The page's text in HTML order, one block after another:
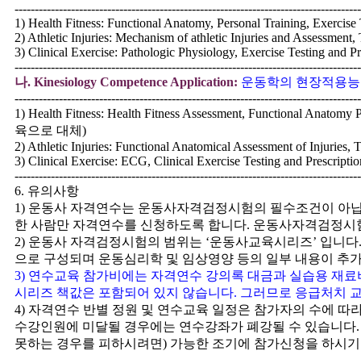
1) Health Fitness: Functional Anatomy, Personal Training, Exercise
2) Athletic Injuries: Mechanism of athletic Injuries and
3) Clinical Exercise: Pathologic Physiology, Exercise Testing and
나. Kinesiology Competence Application: 운동학의 현장적용
1) Health Fitness: Health Fitness Assessment, Functional Anatomy
육으로 대체 )
2) Athletic Injuries: Functional Anatomical Assessment of Injuries,
3) Clinical Exercise: ECG, Clinical Exercise Testing and
6. 유의사항
1) 운동사 자격연수는 운동사자격검정시험의 필수조건이 아
한 사람만 자격연수를 신청하도록 합니다. 운동사자격검정시
2) 운동사 자격검정시험의 범위는 ‘운동사교육시리즈’ 입니다
으로 구성되며 운동심리학 및 임상영양 등의 일부 내용이 추
3) 연수교육 참가비에는 자격연수 강의록 대금과 실습용 재
시리즈 책값은 포함되어 있지 않습니다. 그러므로 응급처치
4) 자격연수 반별 정원 및 연수교육 일정은 참가자의 수에 따
수강인원에 미달될 경우에는 연수강좌가 폐강될 수 있습니다
못하는 경우를 피하시려면) 가능한 조기에 참가신청을 하시